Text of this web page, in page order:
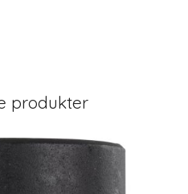
produkter